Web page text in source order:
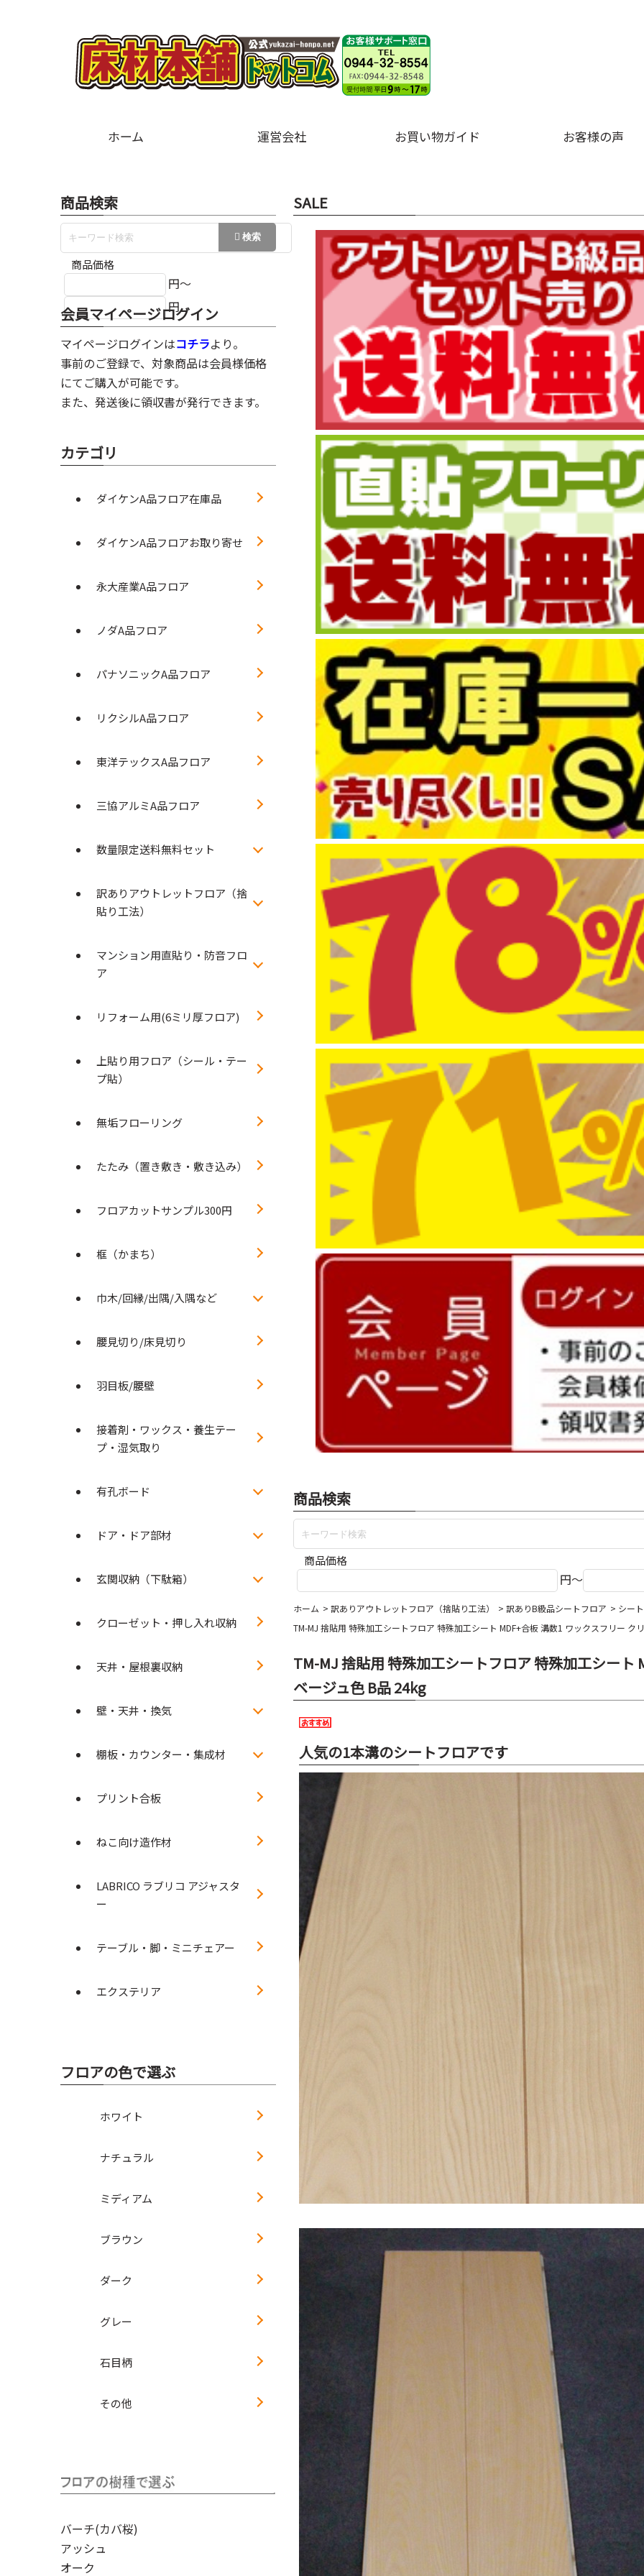
ホーム 運営会社 お買い物ガイド お客様の声
SALE
商品検索
商品価格
円～
ホーム 訳ありアウトレットフロア（捨貼り工法） 訳ありB級品シートフロア
シー
TM-MJ 捨貼用 特殊加工シートフロア 特殊加工シート MDF+合板 溝数1 ワックスフリー ク
TM-MJ 捨貼用 特殊加工シートフロア 特殊加工シート
ベージュ色 B品 24kg
人気の1本溝のシートフロアです
商品検索
商品価格
円～
円
会員マイページログイン
マイページログインはコチラより。
事前のご登録で、対象商品は会員様価格
にてご購入が可能です。
また、発送後に領収書が発行できます。
カテゴリ
ダイケンA品フロア在庫品
ダイケンA品フロアお取り寄せ
永大産業A品フロア
ノダA品フロア
パナソニックA品フロア
リクシルA品フロア
東洋テックスA品フロア
三協アルミA品フロア
数量限定送料無料セット
訳ありアウトレットフロア（捨
貼り工法）
マンション用直貼り・防音フロ
ア
リフォーム用(6ミリ厚フロア)
上貼り用フロア（シール・テー
プ貼）
無垢フローリング
たたみ（置き敷き・敷き込み）
フロアカットサンプル300円
框（かまち）
巾木/回縁/出隅/入隅など
腰見切り/床見切り
羽目板/腰壁
接着剤・ワックス・養生テー
プ・湿気取り
有孔ボード
ドア・ドア部材
玄関収納（下駄箱）
クローゼット・押し入れ収納
天井・屋根裏収納
壁・天井・換気
棚板・カウンター・集成材
プリント合板
ねこ向け造作材
LABRICO ラブリコ アジャスタ
ー
テーブル・脚・ミニチェアー
エクステリア
フロアの色で選ぶ
ホワイト
ナチュラル
ミディアム
ブラウン
ダーク
グレー
石目柄
その他
バーチ(カバ桜)
アッシュ
オーク